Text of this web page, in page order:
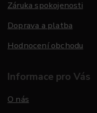
Záruka spokojenosti
Doprava a platba
Hodnocení obchodu
Informace pro Vás
O nás